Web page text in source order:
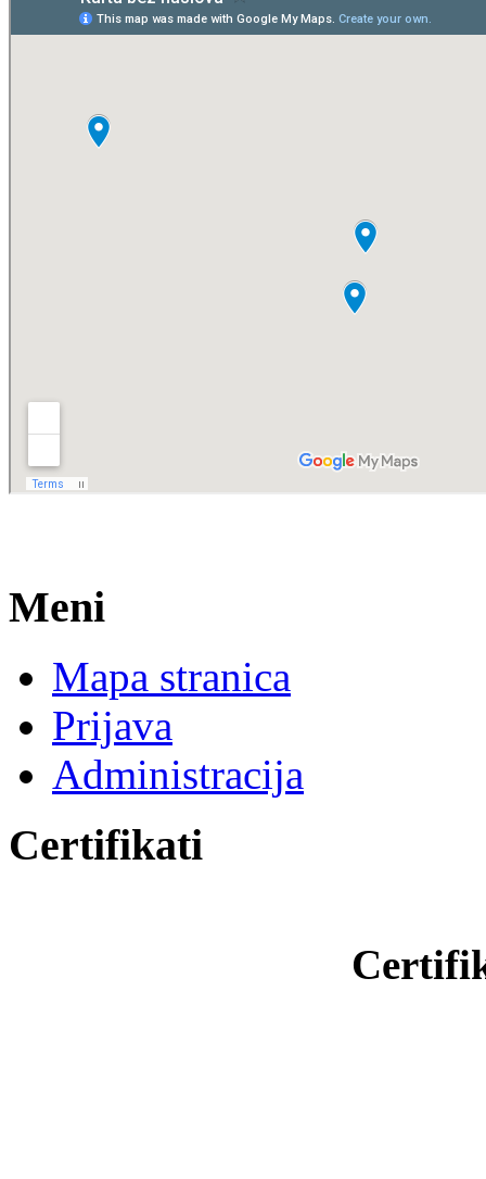
Meni
Mapa stranica
Prijava
Administracija
Certifikati